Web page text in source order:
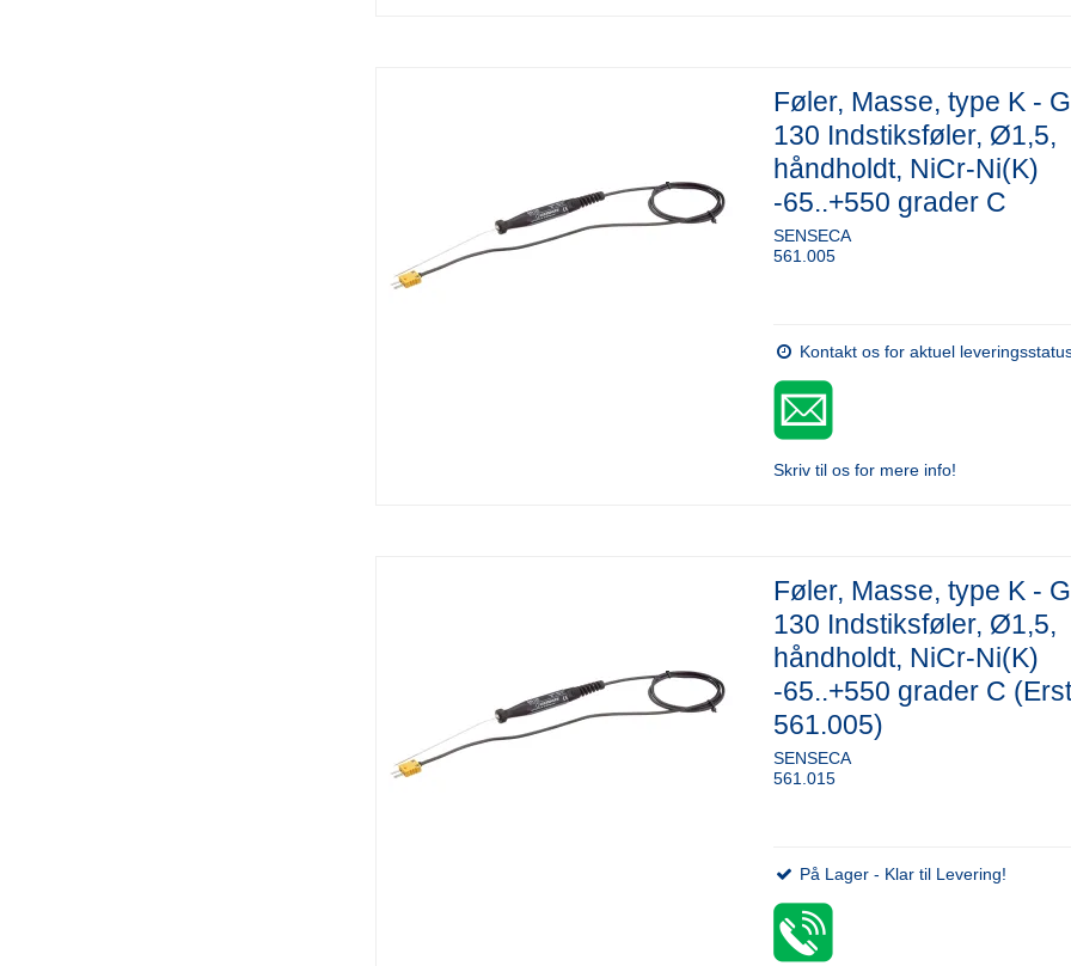
Føler, Masse, type K -
130 Indstiksføler, Ø1,5,
håndholdt, NiCr-Ni(K)
-65..+550 grader C
SENSECA
561.005
Kontakt os for aktuel
Skriv til os for mere info!
Føler, Masse, type K -
130 Indstiksføler, Ø1,5,
håndholdt, NiCr-Ni(K)
-65..+550 grader C
561.005)
SENSECA
561.015
På Lager - Klar til Levering!